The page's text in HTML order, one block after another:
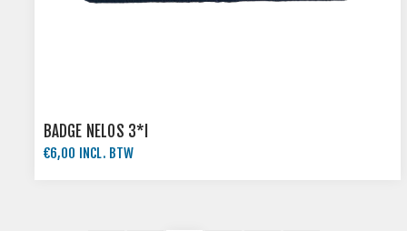
BADGE NELOS 3*I
€6,00 INCL. BTW